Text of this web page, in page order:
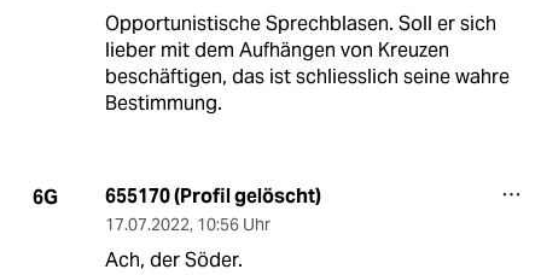
Opportunistische Sprechblasen. Soll er sich
lieber mit dem Aufhängen von Kreuzen
beschäftigen, das ist schliesslich seine wahre
Bestimmung.
6G 655170 (Profil gelöscht)
17.07.2022, 10:56 Uhr
Ach, der Söder.